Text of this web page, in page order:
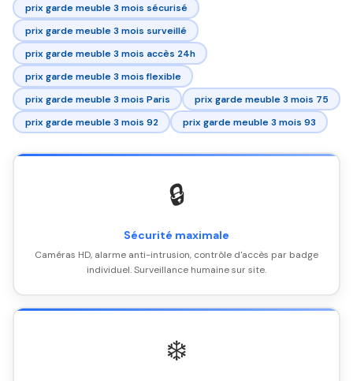
prix garde meuble 3 mois sécurisé
prix garde meuble 3 mois surveillé
prix garde meuble 3 mois accès 24h
prix garde meuble 3 mois flexible
prix garde meuble 3 mois Paris
prix garde meuble 3 mois 75
prix garde meuble 3 mois 92
prix garde meuble 3 mois 93
🔒
Sécurité maximale
Caméras HD, alarme anti-intrusion, contrôle d'accès par badge
individuel. Surveillance humaine sur site.
❄️